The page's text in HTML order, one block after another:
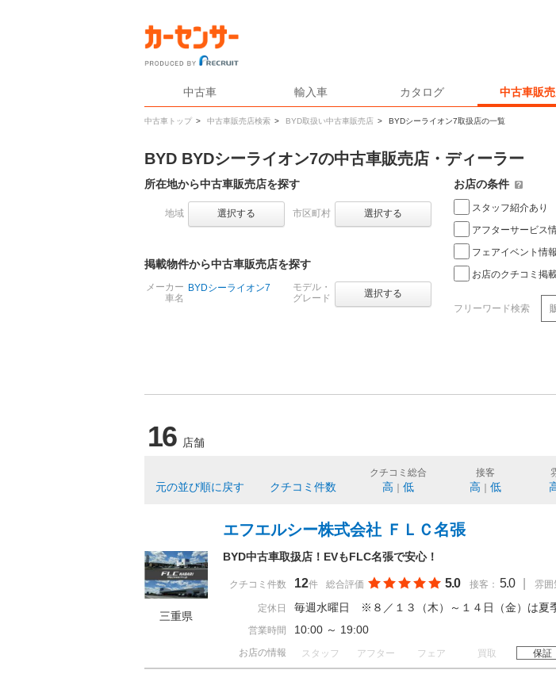
中古車 輸入車 カタログ 中古車販
中古車トップ > 中古車販売店検索 > BYD取扱い中古車販売店 > BYDシーライオン7取扱店の一覧
BYD BYDシーライオン7の中古車販売店・ディーラー
所在地から中古車販売店を探す
地域 選択する 市区町村 選択する
掲載物件から中古車販売店を探す
メーカー
車名
BYDシーライオン7
モデル・
グレード
選択する
お店の条件
スタッフ紹介あり
アフターサービス
フェアイベント情
お店のクチコミ掲
フリーワード検索
16 店舗
元の並び順に戻す クチコミ件数
クチコミ総合
高 低
接客
高 低
三重県
エフエルシー株式会社 ＦＬＣ名張
BYD中古車取扱店！EVもFLC名張で安心！
クチコミ件数 12件 総合評価 5.0 接客： 5.0 雰囲
定休日 毎週水曜日 ※８／１３（木）～１４日（金）は夏
営業時間 10:00 ～ 19:00
お店の情報 スタッフ アフター フェア 買取 保証